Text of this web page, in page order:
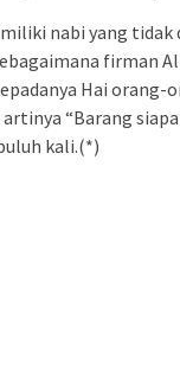
nabi yang
firman
Hai
“Barang
kali.(*)